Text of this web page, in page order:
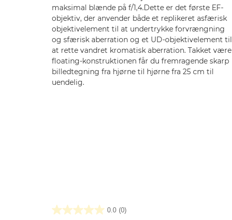
maksimal blænde på f/1,4.Dette er det første EF-
objektiv, der anvender både et replikeret asfærisk
objektivelement til at undertrykke forvrængning
og sfærisk aberration og et UD-objektivelement til
at rette vandret kromatisk aberration. Takket være
floating-konstruktionen får du fremragende skarp
billedtegning fra hjørne til hjørne fra 25 cm til
uendelig.
0.0 (0)
0.0